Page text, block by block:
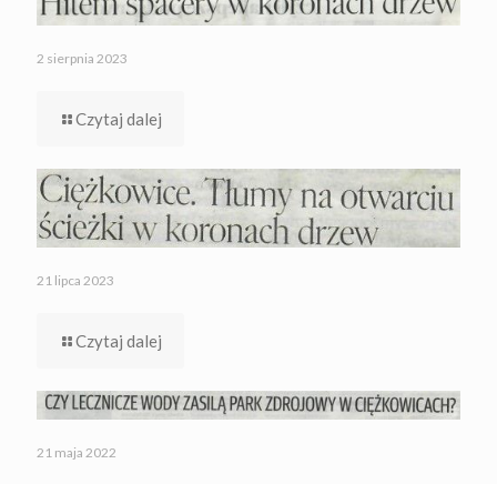
2 sierpnia 2023
Czytaj dalej
21 lipca 2023
Czytaj dalej
21 maja 2022